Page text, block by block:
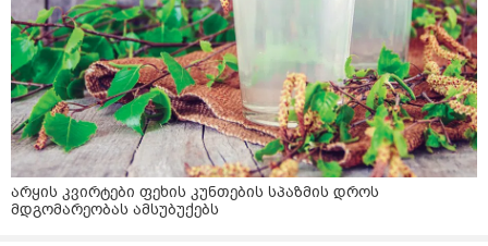
არყის კვირტები ფეხის კუნთების სპაზმის დროს
მდგომარეობას ამსუბუქებს